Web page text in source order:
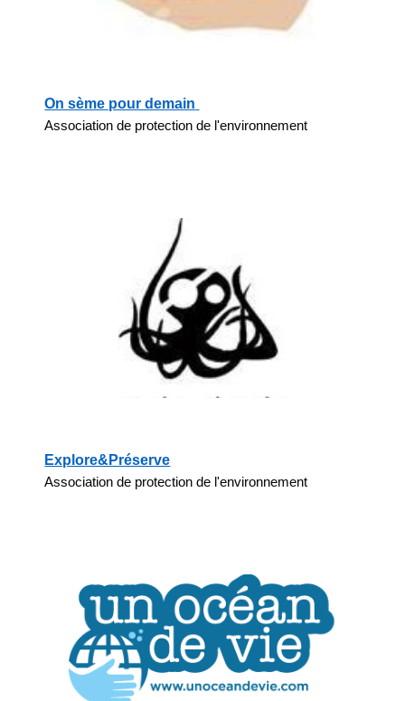
On sème pour demain
Association de protection de l'environnement
Explore&Préserve
Association de protection de l'environnement